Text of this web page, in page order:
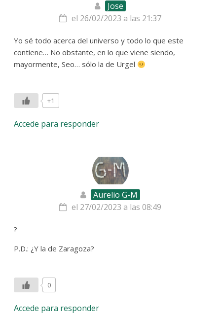
Jose
el 26/02/2023 a las 21:37
Yo sé todo acerca del universo y todo lo que este
contiene… No obstante, en lo que viene siendo,
mayormente, Seo… sólo la de Urgel
+1
Accede para responder
Aurelio G-M
el 27/02/2023 a las 08:49
?
P.D.: ¿Y la de Zaragoza?
0
Accede para responder